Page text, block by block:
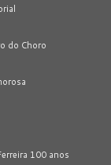
do Choro
100 anos